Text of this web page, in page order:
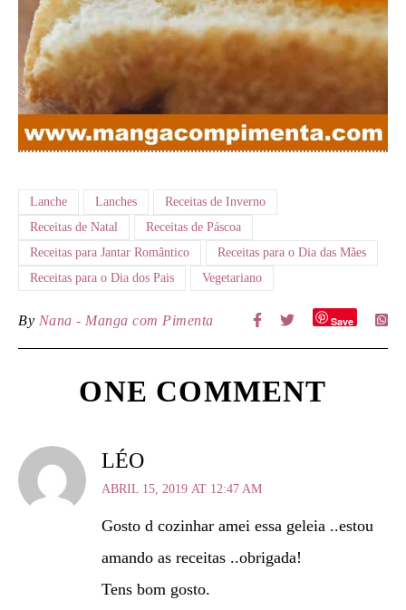
Lanche Lanches
Receitas de Inverno
Receitas de Natal
Receitas de Páscoa
Receitas para Jantar Romântico
Receitas para o Dia das Mães
Receitas para o Dia dos Pais
Vegetariano
By Nana - Manga com Pimenta Save
ONE COMMENT
LÉO
ABRIL 15, 2019 AT 12:47 AM
Gosto d cozinhar amei essa geleia ..estou
amando as receitas ..obrigada!
Tens bom gosto.